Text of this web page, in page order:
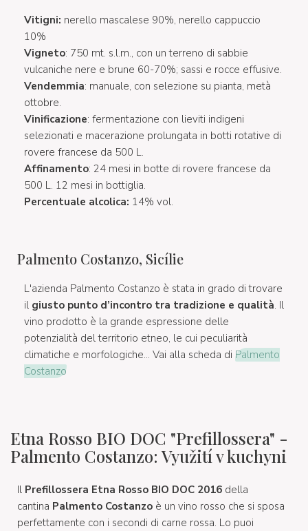
Vitigni: nerello mascalese 90%, nerello cappuccio
10%
Vigneto: 750 mt. s.l.m., con un terreno di sabbie
vulcaniche nere e brune 60-70%; sassi e rocce effusive.
Vendemmia: manuale, con selezione su pianta, metà
ottobre.
Vinificazione: fermentazione con lieviti indigeni
selezionati e macerazione prolungata in botti rotative di
rovere francese da 500 L.
Affinamento: 24 mesi in botte di rovere francese da
500 L. 12 mesi in bottiglia.
Percentuale alcolica: 14% vol.
Palmento Costanzo, Sicílie
L'azienda Palmento Costanzo è stata in grado di trovare
il giusto punto d’incontro tra tradizione e qualità. Il
vino prodotto è la grande espressione delle
potenzialità del territorio etneo, le cui peculiarità
climatiche e morfologiche... Vai alla scheda di Palmento
Costanzo
Etna Rosso BIO DOC "Prefillossera" -
Palmento Costanzo: Využití v kuchyni
Il Prefillossera Etna Rosso BIO DOC 2016 della
cantina Palmento Costanzo è un vino rosso che si sposa
perfettamente con i secondi di carne rossa. Lo puoi